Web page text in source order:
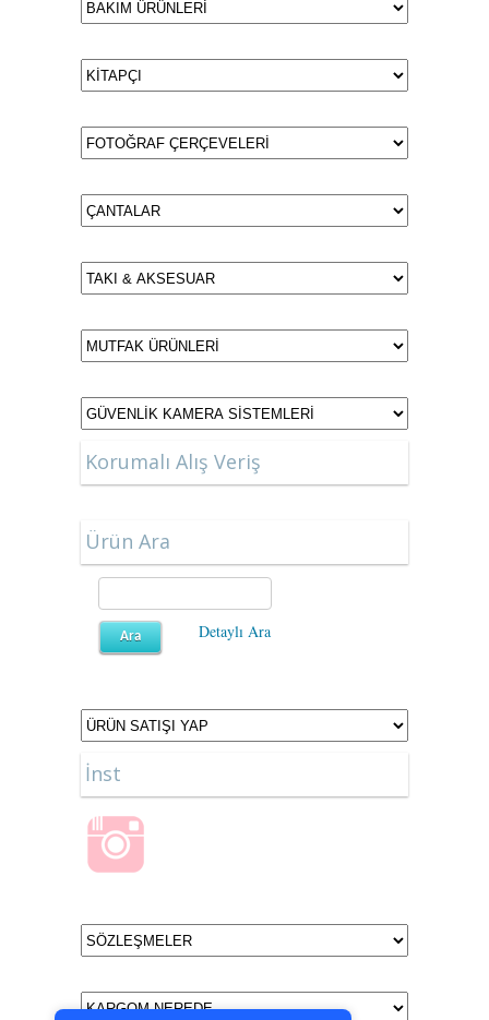
7/24 Canlı Destek
Korumalı Alış Veriş
Ürün Ara
Detaylı Ara
İnst